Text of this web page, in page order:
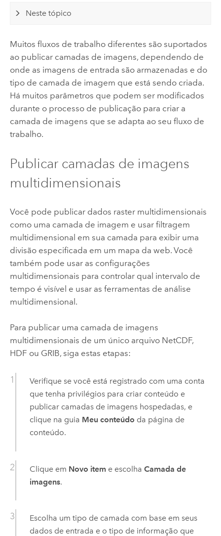
Neste tópico
Muitos fluxos de trabalho diferentes são suportados
ao publicar camadas de imagens, dependendo de
onde as imagens de entrada são armazenadas e do
tipo de camada de imagem que está sendo criada.
Há muitos parâmetros que podem ser modificados
durante o processo de publicação para criar a
camada de imagens que se adapta ao seu fluxo de
trabalho.
Publicar camadas de imagens
multidimensionais
Você pode publicar dados raster multidimensionais
como uma camada de imagem e usar filtragem
multidimensional em sua camada para exibir uma
divisão especificada em um mapa da web. Você
também pode usar as configurações
multidimensionais para controlar qual intervalo de
tempo é visível e usar as ferramentas de análise
multidimensional.
Para publicar uma camada de imagens
multidimensionais de um único arquivo NetCDF,
HDF ou GRIB, siga estas etapas:
Verifique se você está registrado com uma conta
que tenha privilégios para criar conteúdo e
publicar camadas de imagens hospedadas, e
clique na guia Meu conteúdo da página de
conteúdo.
Clique em Novo iteme escolha Camada de
imagens.
Escolha um tipo de camada com base em seus
dados de entrada e o tipo de informação que